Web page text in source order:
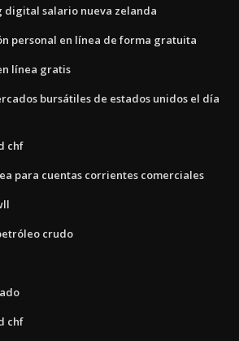
digital salario nueva zelanda
personal en línea de forma gratuita
línea gratis
bursátiles de estados unidos el día
chf
para cuentas corrientes comerciales
crudo
chf